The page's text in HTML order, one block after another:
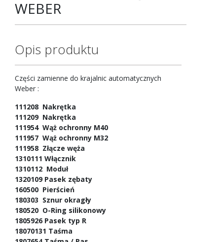
WEBER
Opis produktu
Części zamienne do krajalnic automatycznych
Weber :
111208 Nakrętka
111209 Nakrętka
111954 Wąż ochronny M40
111957 Wąż ochronny M32
111958 Złącze węża
1310111 Włącznik
1310112 Moduł
1320109 Pasek zębaty
160500 Pierścień
180303 Sznur okragły
180520 O-Ring silikonowy
1805926 Pasek typ R
18070131 Taśma